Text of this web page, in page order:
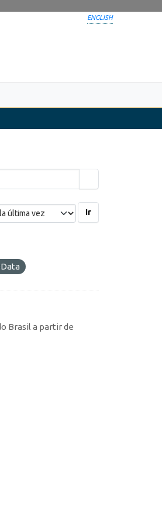
ENGLISH
Ir
Brasil a partir de